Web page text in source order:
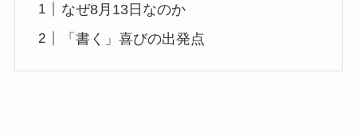
なぜ8月13日なのか
「書く」喜びの出発点